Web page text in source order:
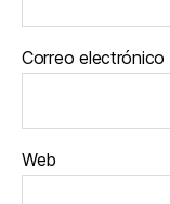
Correo electrónico
Web